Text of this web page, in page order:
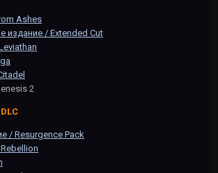
Ashes
издание / Extended Cut
2
/ Resurgence Pack